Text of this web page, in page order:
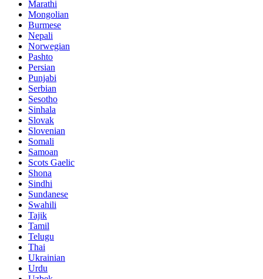
Marathi
Mongolian
Burmese
Nepali
Norwegian
Pashto
Persian
Punjabi
Serbian
Sesotho
Sinhala
Slovak
Slovenian
Somali
Samoan
Scots Gaelic
Shona
Sindhi
Sundanese
Swahili
Tajik
Tamil
Telugu
Thai
Ukrainian
Urdu